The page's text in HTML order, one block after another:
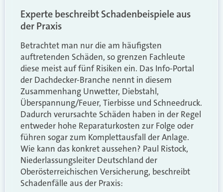
Experte beschreibt Schadenbeispiele aus
der Praxis
Betrachtet man nur die am häufigsten
auftretenden Schäden, so grenzen Fachleute
diese meist auf fünf Risiken ein. Das Info-Portal
der Dachdecker-Branche nennt in diesem
Zusammenhang Unwetter, Diebstahl,
Überspannung/Feuer, Tierbisse und Schneedruck.
Dadurch verursachte Schäden haben in der Regel
entweder hohe Reparaturkosten zur Folge oder
führen sogar zum Komplettausfall der Anlage.
Wie kann das konkret aussehen? Paul Ristock,
Niederlassungsleiter Deutschland der
Oberösterreichischen Versicherung, beschreibt
Schadenfälle aus der Praxis: